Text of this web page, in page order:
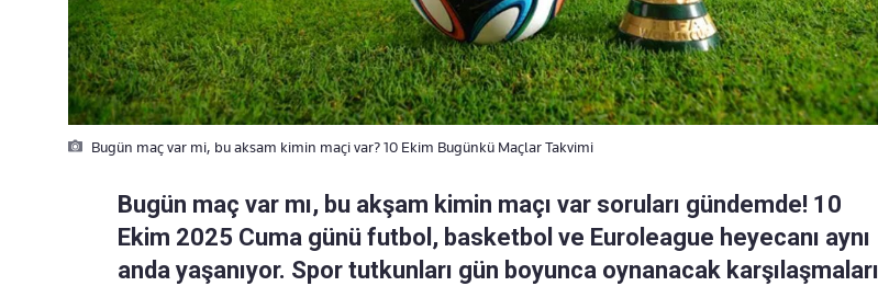
Bugün maç var mi, bu aksam kimin maçi var? 10 Ekim Bugünkü Maçlar Takvimi
Bugün maç var mı, bu akşam kimin maçı var soruları gündemde! 10
Ekim 2025 Cuma günü futbol, basketbol ve Euroleague heyecanı aynı
anda yaşanıyor. Spor tutkunları gün boyunca oynanacak karşılaşmaları